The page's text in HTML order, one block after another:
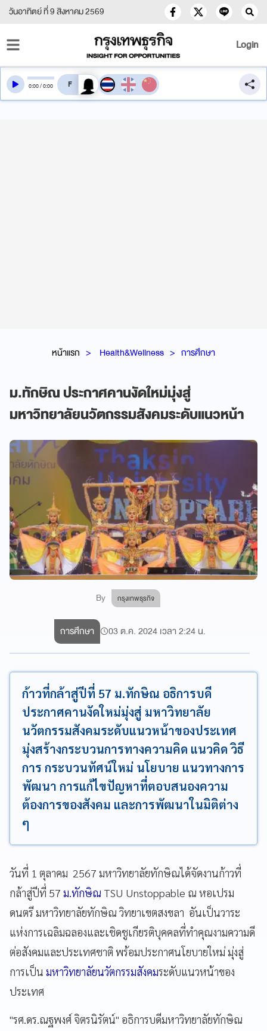
วันอาทิตย์ ที่ 9 สิงหาคม 2569
Login
หน้าแรก Health&Wellness การศึกษา
ม.ทักษิณ ประกาศคานงัดใหม่มุ่งสู่
มหาวิทยาลัยนวัตกรรมสังคมระดับแนวหน้า
By กรุงเทพธุรกิจ
0:00/0:00 สลับเสียงอ่าน
การศึกษา 03 ต.ค. 2024 เวลา 2:24 น.
ก้าวที่กล้าสู่ปีที่ 57 ม.ทักษิณ อธิการบดี
ประกาศคานงัดใหม่มุ่งสู่ มหาวิทยาลัย
นวัตกรรมสังคมระดับแนวหน้าของประเทศ
มุ่งสร้างกระบวนการทางความคิด แนวคิด วิธี
การ กระบวนทัศน์ใหม่ นโยบาย แนวทางการ
พัฒนา การแก้ไขปัญหาที่ตอบสนองความ
ต้องการของสังคม และการพัฒนาในมิติต่าง
ๆ
วันที่ 1 ตุลาคม 2567 มหาวิทยาลัยทักษิณได้จัดงานก้าวที่
กล้าสู่ปีที่ 57 ม.ทักษิณ TSU Unstoppable ณ หอเปรม
ดนตรี มหาวิทยาลัยทักษิณ วิทยาเขตสงขลา อันเป็นวาระ
แห่งการเฉลิมฉลองและเชิดชูเกียรติบุคคลที่ทำคุณงามความดี
ต่อสังคมและประเทศชาติ พร้อมประกาศนโยบายใหม่ มุ่งสู่
การเป็น มหาวิทยาลัยนวัตกรรมสังคมระดับแนวหน้าของ
ประเทศ
"รศ.ดร.ณฐพงศ์ จิตรนิรัตน์" อธิการบดีมหาวิทยาลัยทักษิณ